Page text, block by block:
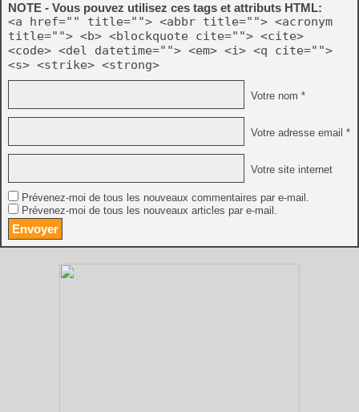
NOTE - Vous pouvez utilisez ces tags et attributs HTML:
<a href="" title=""> <abbr title=""> <acronym
title=""> <b> <blockquote cite=""> <cite>
<code> <del datetime=""> <em> <i> <q cite="">
<s> <strike> <strong>
Votre nom *
Votre adresse email *
Votre site internet
Prévenez-moi de tous les nouveaux commentaires par e-mail.
Prévenez-moi de tous les nouveaux articles par e-mail.